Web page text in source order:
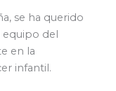
se ha querido
equipo del
en la
infantil.